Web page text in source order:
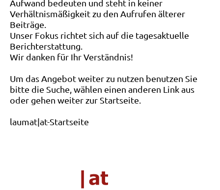
Aufwand bedeuten und steht in keiner
Verhältnismäßigkeit zu den Aufrufen älterer
Beiträge.
Unser Fokus richtet sich auf die tagesaktuelle
Berichterstattung.
Wir danken für Ihr Verständnis!
Um das Angebot weiter zu nutzen benutzen Sie
bitte die Suche, wählen einen anderen Link aus
oder gehen weiter zur Startseite.
laumat|at-Startseite